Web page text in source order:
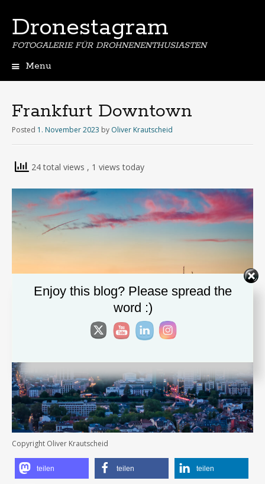
Dronestagram
FOTOGALERIE FÜR DROHNENENTHUSIASTEN
Menu
Frankfurt Downtown
Posted 1. November 2023 by Oliver Krautscheid
24 total views , 1 views today
Copyright Oliver Krautscheid
teilen teilen teilen
Enjoy this blog? Please spread the
word :)